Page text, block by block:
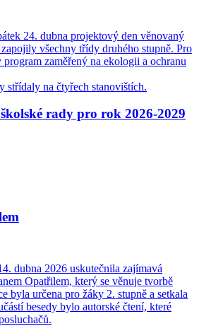
24. dubna projektový den věnovaný
všechny třídy druhého stupně. Pro
zaměřený na ekologii a ochranu
střídaly na čtyřech stanovištích.
rady pro rok 2026-2029
dubna 2026 uskutečnila zajímavá
Opatřilem, který se věnuje tvorbě
byla určena pro žáky 2. stupně a setkala
besedy bylo autorské čtení, které